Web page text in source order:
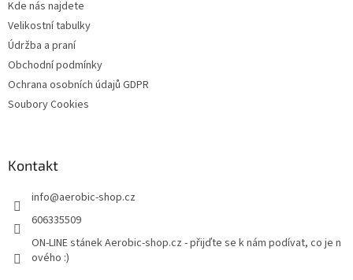
Kde nás najdete
Velikostní tabulky
Údržba a praní
Obchodní podmínky
Ochrana osobních údajů GDPR
Soubory Cookies
Kontakt
info@aerobic-shop.cz
606335509
ON-LINE stánek Aerobic-shop.cz - přijďte se k nám podívat, co je n
ového :)